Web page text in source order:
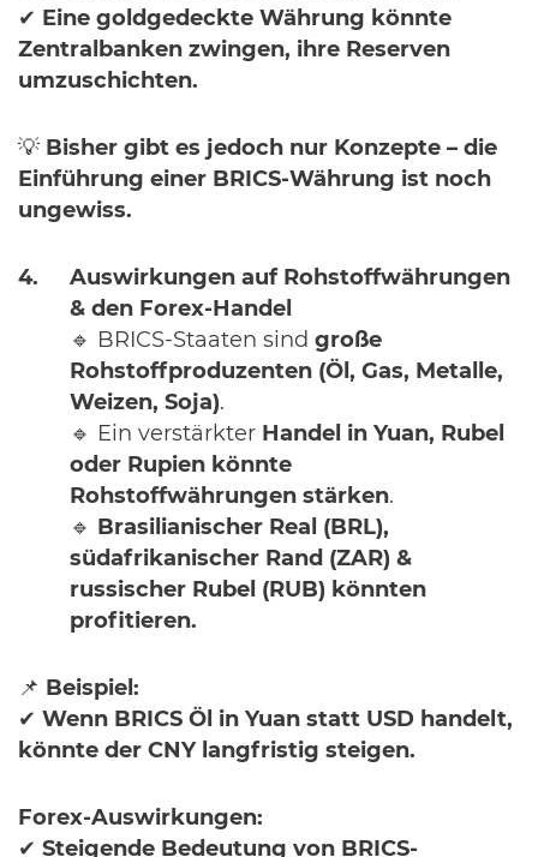
✔
Eine goldgedeckte Währung könnte
Zentralbanken zwingen, ihre Reserven
umzuschichten.
💡 Bisher gibt es jedoch nur Konzepte – die
Einführung einer BRICS-Währung ist noch
ungewiss.
Auswirkungen auf Rohstoffwährungen
& den Forex-Handel
🔹 BRICS-Staaten sind große
Rohstoffproduzenten (Öl, Gas, Metalle,
Weizen, Soja).
🔹 Ein verstärkter Handel in Yuan, Rubel
oder Rupien könnte
Rohstoffwährungen stärken.
🔹
Brasilianischer Real (BRL),
südafrikanischer Rand (ZAR) &
russischer Rubel (RUB) könnten
profitieren.
📌
Beispiel:
✔ Wenn BRICS Öl in Yuan statt USD handelt,
könnte der CNY langfristig steigen.
Forex-Auswirkungen:
✔ Steigende Bedeutung von BRICS-